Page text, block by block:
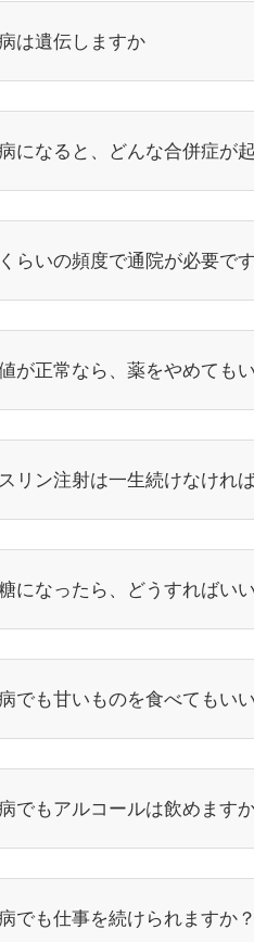
は遺伝しますか
になると、どんな合併症が
らいの頻度で通院が必要で
が正常なら、薬をやめても
リン注射は一生続けなけれ
になったら、どうすればい
でも甘いものを食べてもい
でもアルコールは飲めます
でも仕事を続けられますか？